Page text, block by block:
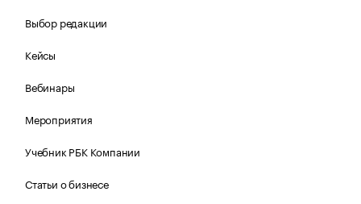
Выбор редакции
Кейсы
Вебинары
Мероприятия
Учебник РБК Компании
Статьи о бизнесе